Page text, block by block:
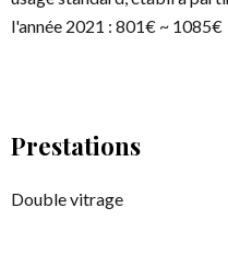
l'année 2021 : 801€ ~ 1085€
Prestations
Double vitrage